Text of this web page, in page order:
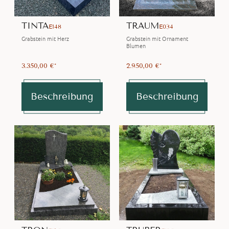
TINTAE148
Grabstein mit Herz
3.350,00 €*
Beschreibung
TRAUME034
Grabstein mit Ornament
Blumen
2.950,00 €*
Beschreibung